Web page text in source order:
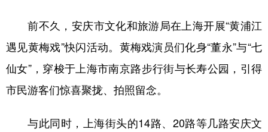
前不久，安庆市文化和旅游局在上海开展“黄浦江
遇见黄梅戏”快闪活动。黄梅戏演员们化身“董永”与“七
仙女”，穿梭于上海市南京路步行街与长寿公园，引得
市民游客们惊喜聚拢、拍照留念。
与此同时，上海街头的14路、20路等几路安庆文